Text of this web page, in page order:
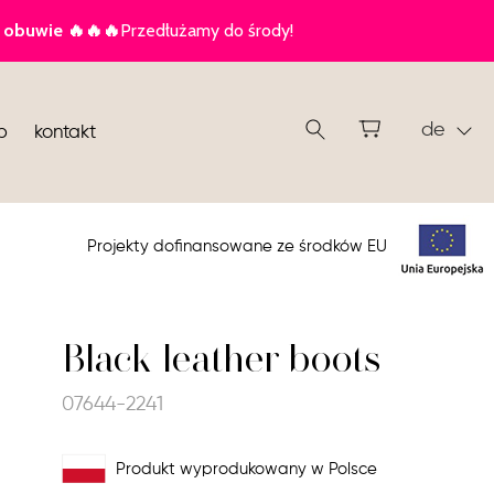
kontakt de
Projekty dofinansowane ze środków EU
Black leather boots
07644-2241
Produkt wyprodukowany w Polsce